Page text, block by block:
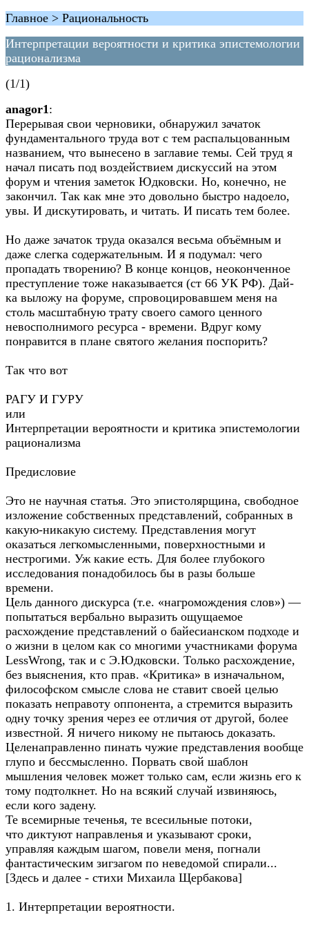
Главное > Рациональность
Интерпретации вероятности и критика эпистемологии
рационализма
(1/1)
anagor1:
Перерывая свои черновики, обнаружил зачаток
фундаментального труда вот с тем распальцованным
названием, что вынесено в заглавие темы. Сей труд я
начал писать под воздействием дискуссий на этом
форум и чтения заметок Юдковски. Но, конечно, не
закончил. Так как мне это довольно быстро надоело,
увы. И дискутировать, и читать. И писать тем более.
Но даже зачаток труда оказался весьма объёмным и
даже слегка содержательным. И я подумал: чего
пропадать творению? В конце концов, неоконченное
преступление тоже наказывается (ст 66 УК РФ). Дай-
ка выложу на форуме, спровоцировавшем меня на
столь масштабную трату своего самого ценного
невосполнимого ресурса - времени. Вдруг кому
понравится в плане святого желания поспорить?
Так что вот
РАГУ И ГУРУ
или
Интерпретации вероятности и критика эпистемологии
рационализма
Предисловие
Это не научная статья. Это эпистолярщина, свободное
изложение собственных представлений, собранных в
какую-никакую систему. Представления могут
оказаться легкомысленными, поверхностными и
нестрогими. Уж какие есть. Для более глубокого
исследования понадобилось бы в разы больше
времени.
Цель данного дискурса (т.е. «нагромождения слов») —
попытаться вербально выразить ощущаемое
расхождение представлений о байесианском подходе и
о жизни в целом как со многими участниками форума
LessWrong, так и с Э.Юдковски. Только расхождение,
без выяснения, кто прав. «Критика» в изначальном,
философском смысле слова не ставит своей целью
показать неправоту оппонента, а стремится выразить
одну точку зрения через ее отличия от другой, более
известной. Я ничего никому не пытаюсь доказать.
Целенаправленно пинать чужие представления вообще
глупо и бессмысленно. Порвать свой шаблон
мышления человек может только сам, если жизнь его к
тому подтолкнет. Но на всякий случай извиняюсь,
если кого задену.
Те всемирные теченья, те всесильные потоки,
что диктуют направленья и указывают сроки,
управляя каждым шагом, повели меня, погнали
фантастическим зигзагом по неведомой спирали...
[Здесь и далее - стихи Михаила Щербакова]
1. Интерпретации вероятности.